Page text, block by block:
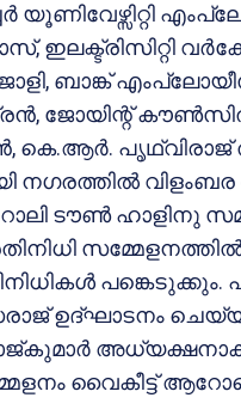
യൂണിവേഴ്സിറ്റി
ഇലക്ട്രിസിറ്റി
ബാങ്ക്
ജോയിന്റ്
കെ.ആര്‍. പൃഥ്വിരാജ്
നഗരത്തില്‍
റാലി ടൗണ്‍ ഹാളിനു
പങ്കെടുക്കും.
ഉദ്ഘാടനം
വൈകീട്ട്